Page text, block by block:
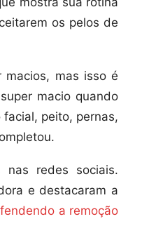
os pelos de
macios, mas isso é
macio quando
facial, peito, pernas,
nas redes sociais.
e destacaram a
a remoção